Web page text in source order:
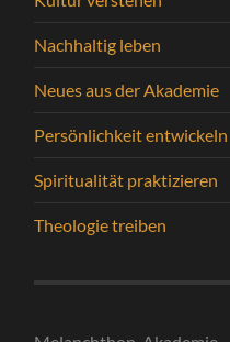
Nachhaltig leben
Neues aus der Akademie
Persönlichkeit entwickeln
Spiritualität praktizieren
Theologie treiben